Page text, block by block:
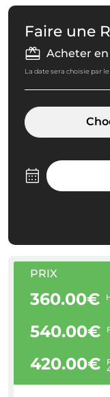
Faire une
Acheter
La date sera choisie par
PRIX
360.00€
540.00€
420.00€